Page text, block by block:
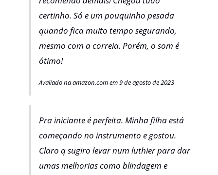
certinho. Só e um pouquinho pesada
quando fica muito tempo segurando,
mesmo com a correia. Porém, o som é
ótimo!
Avaliado na amazon.com em 9 de agosto de 2023
Pra iniciante é perfeita. Minha filha está
começando no instrumento e gostou.
Claro q sugiro levar num luthier para dar
umas melhorias como blindagem e